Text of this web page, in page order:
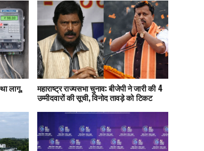
लागू, महाराष्ट्र राज्यसभा चुनाव: बीजेपी ने जारी की 4
उम्मीदवारों की सूची, विनोद तावड़े को टिकट